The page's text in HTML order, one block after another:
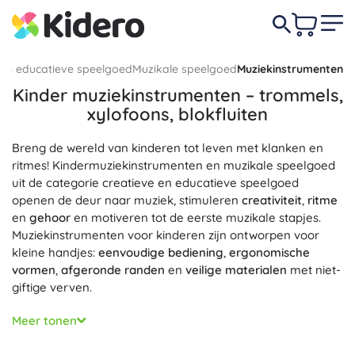
educatieve speelgoedMuzikale speelgoedMuziekinstrumenten
Kinder muziekinstrumenten – trommels,
xylofoons, blokfluiten
Breng de wereld van kinderen tot leven met klanken en
ritmes! Kindermuziekinstrumenten en muzikale speelgoed
uit de categorie creatieve en educatieve speelgoed
openen de deur naar muziek, stimuleren creativiteit, ritme
en gehoor en motiveren tot de eerste muzikale stapjes.
Muziekinstrumenten voor kinderen zijn ontworpen voor
kleine handjes: eenvoudige bediening, ergonomische
vormen, afgeronde randen en veilige materialen met niet-
giftige verven.
Kies uit een gevarieerd aanbod: ritme-instrumenten en
percussie voor kinderen (kinder trommel, tamboerijn,
Meer tonen